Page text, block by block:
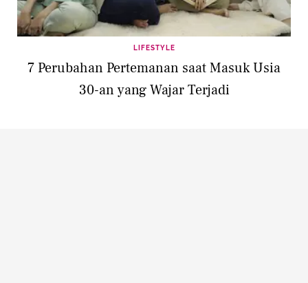
LIFESTYLE
7 Perubahan Pertemanan saat Masuk Usia
30-an yang Wajar Terjadi